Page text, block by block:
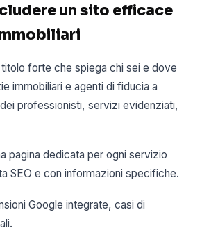
un sito efficace
titolo forte che spiega chi sei e dove
immobiliari e agenti di fiducia a
professionisti, servizi evidenziati,
pagina dedicata per ogni servizio
SEO e con informazioni specifiche.
Google integrate, casi di